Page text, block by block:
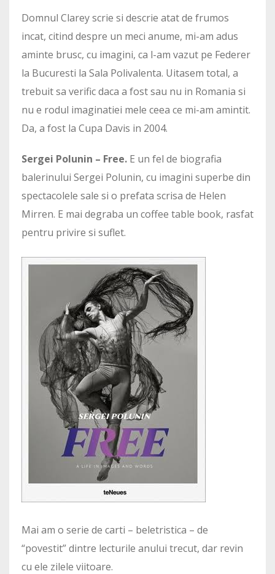
Domnul Clarey scrie si descrie atat de frumos
incat, citind despre un meci anume, mi-am adus
aminte brusc, cu imagini, ca l-am vazut pe Federer
la Bucuresti la Sala Polivalenta. Uitasem total, a
trebuit sa verific daca a fost sau nu in Romania si
nu e rodul imaginatiei mele ceea ce mi-am amintit.
Da, a fost la Cupa Davis in 2004.
Sergei Polunin – Free. E un fel de biografia
balerinului Sergei Polunin, cu imagini superbe din
spectacolele sale si o prefata scrisa de Helen
Mirren. E mai degraba un coffee table book, rasfat
pentru privire si suflet.
Mai am o serie de carti – beletristica – de
“povestit” dintre lecturile anului trecut, dar revin
cu ele zilele viitoare.